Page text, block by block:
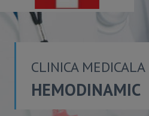
CLINICA MEDICALA
HEMODINAMIC